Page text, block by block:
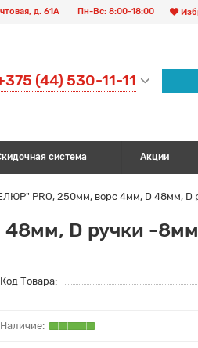
д. 61А Пн-Вс: 8:00-18:00
(44) 530-11-11
система Акции
PRO, 250мм, ворс 4мм, D 48мм, D
D ручки -
Код Товара: